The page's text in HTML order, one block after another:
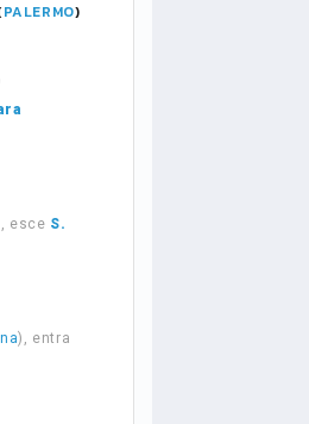
PALERMO)
esce S.
), entra